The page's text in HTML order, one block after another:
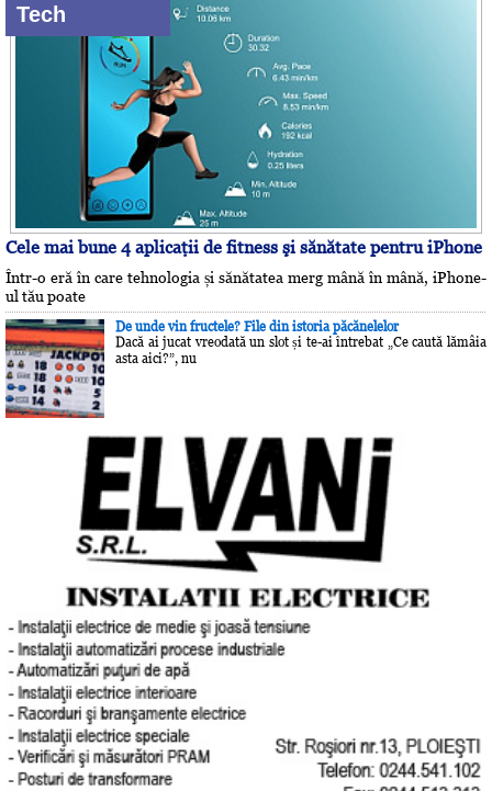
Tech
Cele mai bune 4 aplicaţii de fitness şi sănătate pentru iPhone
Într-o eră în care tehnologia și sănătatea merg mână în mână, iPhone-
ul tău poate
De unde vin fructele? File din istoria păcănelelor
Dacă ai jucat vreodată un slot și te-ai întrebat „Ce caută lămâia
asta aici?”, nu